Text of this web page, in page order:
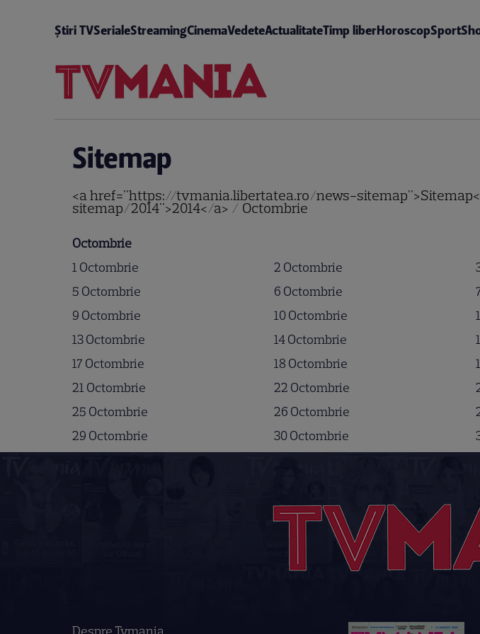
Știri TVSerialeStreamingCinemaVedeteActualitateTimp liberHoroscopSport
Sitemap
<a href="https://tvmania.libertatea.ro/news-
sitemap/2014">2014</a> / Octombrie
Octombrie
1 Octombrie
2 Octombrie
5 Octombrie
6 Octombrie
9 Octombrie
10 Octombrie
13 Octombrie
14 Octombrie
17 Octombrie
18 Octombrie
21 Octombrie
22 Octombrie
25 Octombrie
26 Octombrie
29 Octombrie
30 Octombrie